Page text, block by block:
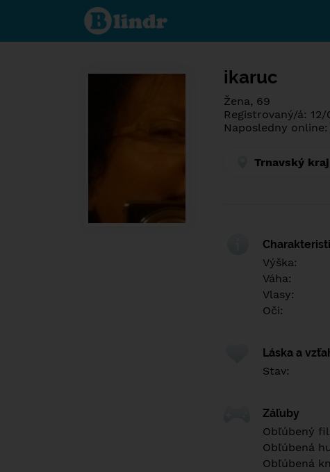
Spoznaj čo je
pod maskou.
Zoznamovacia
ikaruc
Žena, 69
Registrovaný/á:
Naposledny
Trnavský
Výška:
Váha:
Vlasy:
Oči:
Láska a
Stav:
Záľuby
Obľúbený
Obľúbená
Obľúbená